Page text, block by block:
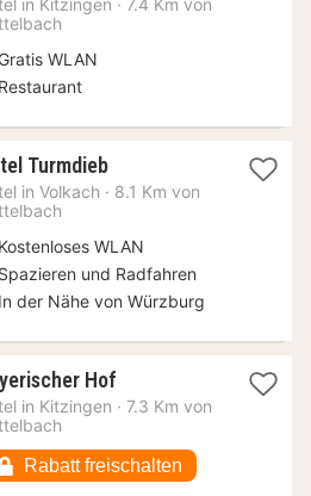
in Kitzingen · 7.4 Km von
Gratis WLAN
Restaurant
Turmdieb1
Nacht
€
in Volkach · 8.1 Km von
Kostenloses WLAN
Spazieren und Radfahren
In der Nähe von Würzburg
Hof1
Nacht
€
in Kitzingen · 7.3 Km von
Rabatt freischalten